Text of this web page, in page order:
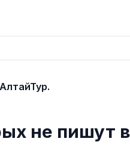
не пишут